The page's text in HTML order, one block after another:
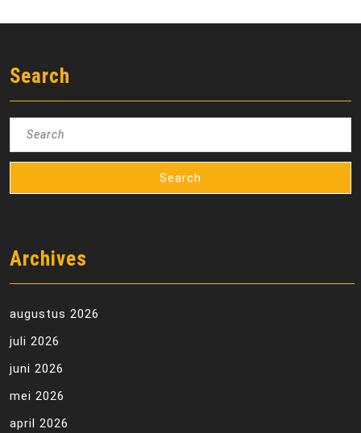
Search
Archives
augustus 2026
juli 2026
juni 2026
mei 2026
april 2026